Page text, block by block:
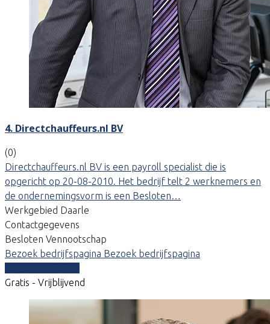
4. Directchauffeurs.nl BV
(0)
Directchauffeurs.nl BV is een payroll specialist die is
opgericht op 20-08-2010. Het bedrijf telt 2 werknemers en
de ondernemingsvorm is een Besloten…
Werkgebied Daarle
Contactgegevens
Besloten Vennootschap
Bezoek bedrijfspagina Bezoek bedrijfspagina
Gratis - Vrijblijvend